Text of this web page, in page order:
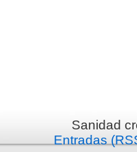
Sanidad
Entradas